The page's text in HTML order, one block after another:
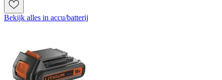
Bekijk alles in accu/batterij